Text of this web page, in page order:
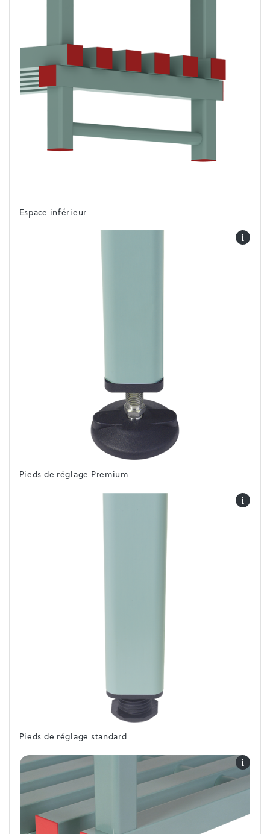
Espace inférieur
Pieds de réglage Premium
Pieds de réglage standard